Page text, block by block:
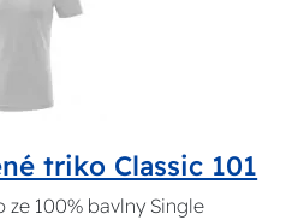
triko Classic 101
ze 100% bavlny Single